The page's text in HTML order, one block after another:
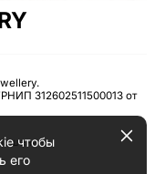
312602511500013 от
чтобы
его